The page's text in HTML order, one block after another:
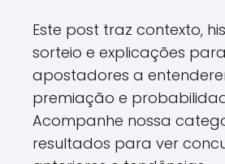
Este post traz contexto,
sorteio e explicações
apostadores a
premiação e
Acompanhe nossa
resultados para ver